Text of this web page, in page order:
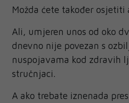
Možda ćete također osjetiti
Ali, umjeren unos od oko
dnevno nije povezan s
nuspojavama kod zdravih
stručnjaci.
A ako trebate iznenada